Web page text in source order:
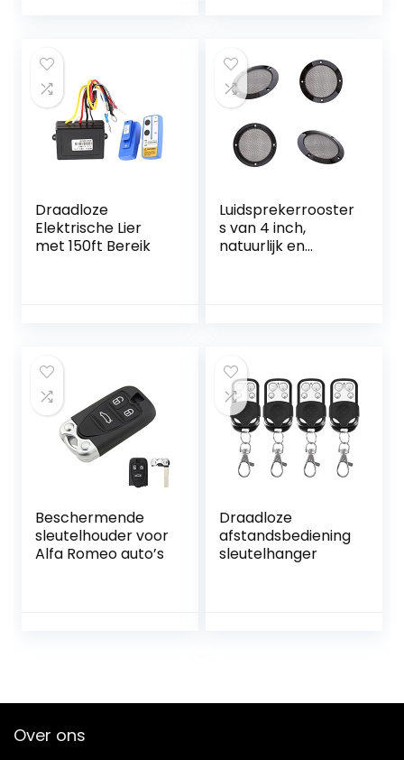
Draadloze
Elektrische Lier
met 150ft Bereik
Luidsprekerrooster
s van 4 inch,
natuurlijk en
Beschermende
sleutelhouder voor
Alfa Romeo auto’s
Draadloze
afstandsbediening
sleutelhanger
Over ons